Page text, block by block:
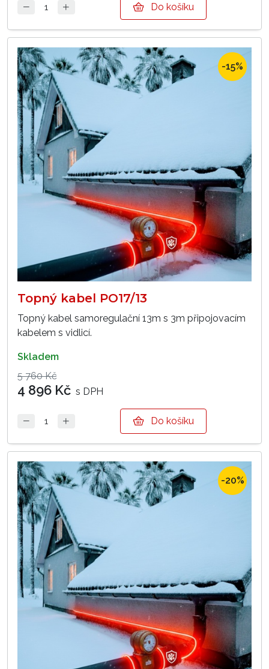
Do košíku
-15%
Topný kabel PO17/13
Topný kabel samoregulační 13m s 3m připojovacím
kabelem s vidlicí.
skladem
5 760 Kč
4 896 Kč s DPH
Do košíku
-20%